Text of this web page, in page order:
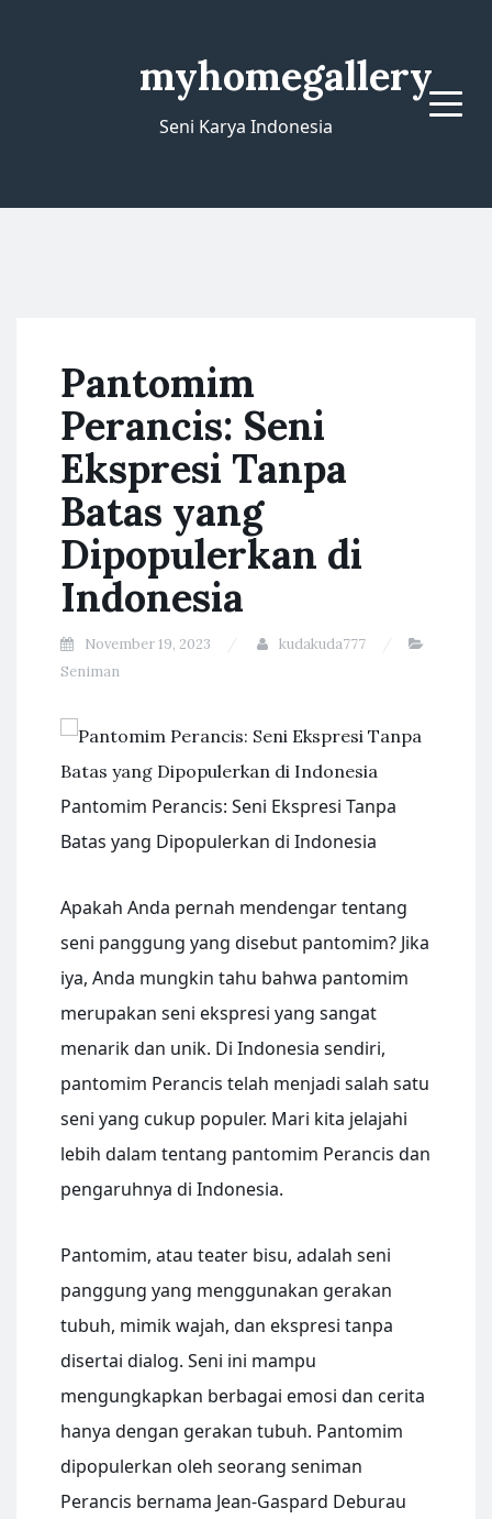
myhomegallery
Seni Karya Indonesia
Menu
Pantomim
Perancis: Seni
Ekspresi Tanpa
Batas yang
Dipopulerkan di
Indonesia
November 19, 2023
kudakuda777
Seniman
Pantomim Perancis: Seni Ekspresi Tanpa
Batas yang Dipopulerkan di Indonesia
Apakah Anda pernah mendengar tentang
seni panggung yang disebut pantomim? Jika
iya, Anda mungkin tahu bahwa pantomim
merupakan seni ekspresi yang sangat
menarik dan unik. Di Indonesia sendiri,
pantomim Perancis telah menjadi salah satu
seni yang cukup populer. Mari kita jelajahi
lebih dalam tentang pantomim Perancis dan
pengaruhnya di Indonesia.
Pantomim, atau teater bisu, adalah seni
panggung yang menggunakan gerakan
tubuh, mimik wajah, dan ekspresi tanpa
disertai dialog. Seni ini mampu
mengungkapkan berbagai emosi dan cerita
hanya dengan gerakan tubuh. Pantomim
dipopulerkan oleh seorang seniman
Perancis bernama Jean-Gaspard Deburau